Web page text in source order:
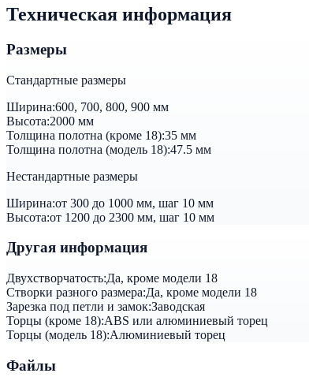
Техническая информация
Размеры
Стандартные размеры
Ширина:600, 700, 800, 900 мм
Высота:2000 мм
Толщина полотна (кроме 18):35 мм
Толщина полотна (модель 18):47.5 мм
Нестандартные размеры
Ширина:от 300 до 1000 мм, шаг 10 мм
Высота:от 1200 до 2300 мм, шаг 10 мм
Другая информация
Двухстворчатость:Да, кроме модели 18
Створки разного размера:Да, кроме модели 18
Зарезка под петли и замок:Заводская
Торцы (кроме 18):ABS или алюминиевый торец
Торцы (модель 18):Алюминиевый торец
Файлы